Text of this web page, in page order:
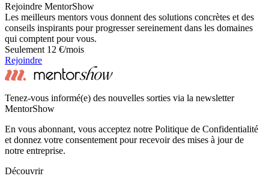
Rejoindre MentorShow
Les meilleurs mentors vous donnent des solutions concrètes et des
conseils inspirants pour progresser sereinement dans les domaines
qui comptent pour vous.
Seulement 12 €/mois
Rejoindre
Tenez-vous informé(e) des nouvelles sorties via la newsletter
MentorShow
En vous abonnant, vous acceptez notre Politique de Confidentialité
et donnez votre consentement pour recevoir des mises à jour de
notre entreprise.
Découvrir